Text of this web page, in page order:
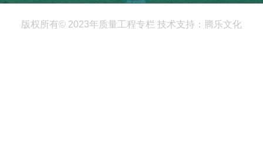
版权所有© 2023年质量工程专栏 技术支持：腾乐文化